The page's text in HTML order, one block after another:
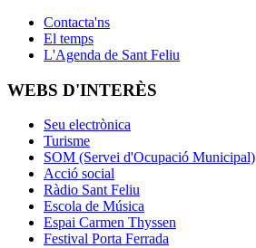
Contacta'ns
El temps
L'Agenda de Sant Feliu
WEBS D'INTERÈS
Seu electrònica
Turisme
SOM (Servei d'Ocupació Municipal)
Acció social
Ràdio Sant Feliu
Escola de Música
Espai Carmen Thyssen
Festival Porta Ferrada